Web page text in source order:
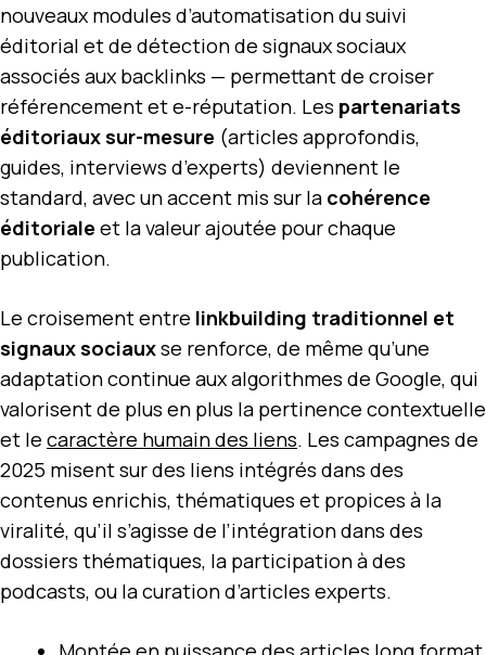
nouveaux modules d’automatisation du suivi
éditorial et de détection de signaux sociaux
associés aux backlinks — permettant de croiser
référencement et e-réputation. Les partenariats
éditoriaux sur-mesure (articles approfondis,
guides, interviews d’experts) deviennent le
standard, avec un accent mis sur la cohérence
éditoriale et la valeur ajoutée pour chaque
publication.
Le croisement entre linkbuilding traditionnel et
signaux sociauxse renforce, de même qu’une
adaptation continue aux algorithmes de Google, qui
valorisent de plus en plus la pertinence contextuelle
et le caractère humain des liens. Les campagnes de
2025 misent sur des liens intégrés dans des
contenus enrichis, thématiques et propices à la
viralité, qu’il s’agisse de l’intégration dans des
dossiers thématiques, la participation à des
podcasts, ou la curation d’articles experts.